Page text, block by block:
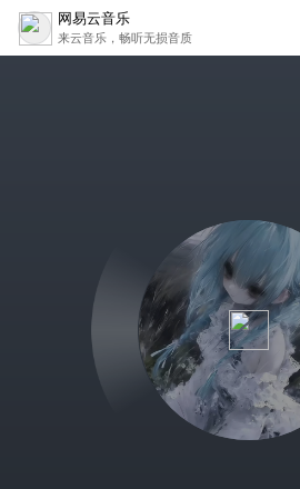
网易云音乐
来云音乐，畅听无损音质